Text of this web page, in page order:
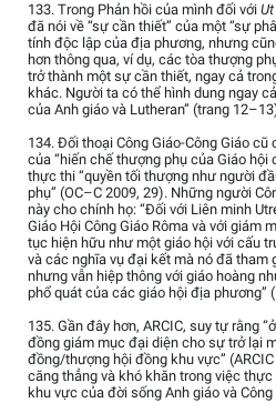
133. Trong Phản hồi của mình đối với
đã nói về “sự cần thiết” của một “sự
tính độc lập của địa phương, nhưng
hơn thông qua, ví dụ, các tòa thượng
trở thành một sự cần thiết, ngay cả
khác. Người ta có thể hình dung ngay
của Anh giáo và Lutheran” (trang
134. Đối thoại Công Giáo-Công Giáo
của “hiến chế thượng phụ của Giáo hội
thực thi “quyền tối thượng như người
phụ” (OC–C 2009, 29). Những người
này cho chính họ: “Đối với Liên minh
Giáo Hội Công Giáo Rôma và với giám
tục hiện hữu như một giáo hội với cấu
và các nghĩa vụ đại kết mà nó đã tham
nhưng vẫn hiệp thông với giáo hoàng
phổ quát của các giáo hội địa phương”
135. Gần đây hơn, ARCIC, suy tự rằng
đồng giám mục đại diện cho sự trở lại
đồng/thượng hội đồng khu vực”
căng thẳng và khó khăn trong việc
khu vực của đời sống Anh giáo và